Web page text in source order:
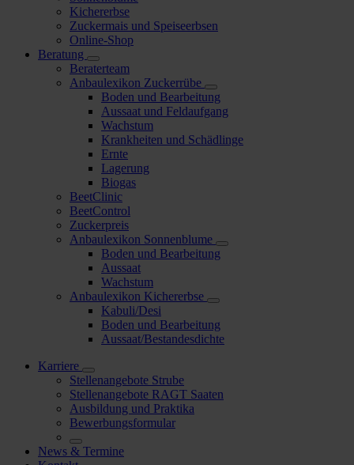
Kichererbse
Zuckermais und Speiseerbsen
Online-Shop
Beratung
Beraterteam
Anbaulexikon Zuckerrübe
Boden und Bearbeitung
Aussaat und Feldaufgang
Wachstum
Krankheiten und Schädlinge
Ernte
Lagerung
Biogas
BeetClinic
BeetControl
Zuckerpreis
Anbaulexikon Sonnenblume
Boden und Bearbeitung
Aussaat
Wachstum
Anbaulexikon Kichererbse
Kabuli/Desi
Boden und Bearbeitung
Aussaat/Bestandesdichte
Karriere
Stellenangebote Strube
Stellenangebote RAGT Saaten
Ausbildung und Praktika
Bewerbungsformular
News & Termine